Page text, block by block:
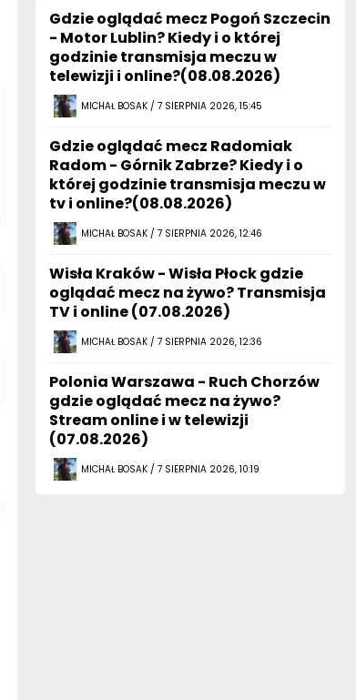
Gdzie oglądać mecz Pogoń Szczecin
- Motor Lublin? Kiedy i o której
godzinie transmisja meczu w
telewizji i online?(08.08.2026)
MICHAŁ BOSAK / 7 SIERPNIA 2026, 15:45
Gdzie oglądać mecz Radomiak
Radom - Górnik Zabrze? Kiedy i o
której godzinie transmisja meczu w
tv i online?(08.08.2026)
MICHAŁ BOSAK / 7 SIERPNIA 2026, 12:46
Wisła Kraków - Wisła Płock gdzie
oglądać mecz na żywo? Transmisja
TV i online (07.08.2026)
MICHAŁ BOSAK / 7 SIERPNIA 2026, 12:36
Polonia Warszawa - Ruch Chorzów
gdzie oglądać mecz na żywo?
Stream online i w telewizji
(07.08.2026)
MICHAŁ BOSAK / 7 SIERPNIA 2026, 10:19